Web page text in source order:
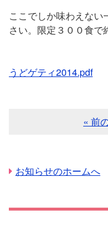
ここでしか味わえな
さい。限定３００食で
うどゲティ2014.pdf
« 前
お知らせのホームへ